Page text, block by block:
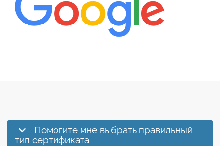
Помогите мне выбрать правильный
тип сертификата